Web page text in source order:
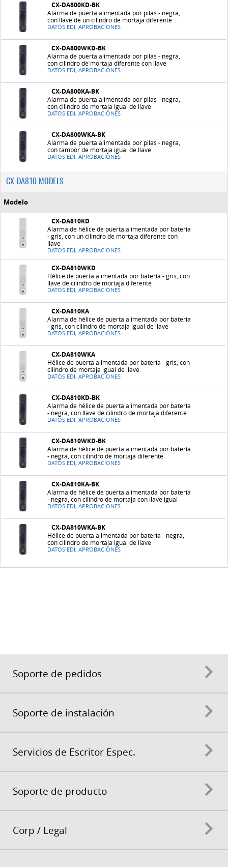
CX-DA800KD-BK
Alarma de puerta alimentada por pilas - negra,
con llave de un cilindro de mortaja diferente
DATOS EDI, APROBACIONES
CX-DA800WKD-BK
Alarma de puerta alimentada por pilas - negra,
con cilindro de mortaja diferente con llave
DATOS EDI, APROBACIONES
CX-DA800KA-BK
Alarma de puerta alimentada por pilas - negra,
con cilindro de mortaja igual de llave
DATOS EDI, APROBACIONES
CX-DA800WKA-BK
Alarma de puerta alimentada por pilas - negra,
con tambor de mortaja igual de llave
DATOS EDI, APROBACIONES
CX-DA810 MODELS
Modelo
CX-DA810KD
Alarma de hélice de puerta alimentada por batería
- gris, con un cilindro de mortaja diferente con
llave
DATOS EDI, APROBACIONES
CX-DA810WKD
Hélice de puerta alimentada por batería - gris, con
llave de cilindro de mortaja diferente
DATOS EDI, APROBACIONES
CX-DA810KA
Alarma de hélice de puerta alimentada por batería
- gris, con cilindro de mortaja igual de llave
DATOS EDI, APROBACIONES
CX-DA810WKA
Hélice de puerta alimentada por batería - gris, con
cilindro de mortaja igual de llave
DATOS EDI, APROBACIONES
CX-DA810KD-BK
Alarma de hélice de puerta alimentada por batería
- negra, con llave de cilindro de mortaja diferente
DATOS EDI, APROBACIONES
CX-DA810WKD-BK
Alarma de hélice de puerta alimentada por batería
- negra, con cilindro de mortaja diferente
DATOS EDI, APROBACIONES
CX-DA810KA-BK
Alarma de hélice de puerta alimentada por batería
- negra, con cilindro de mortaja con llave igual
DATOS EDI, APROBACIONES
CX-DA810WKA-BK
Hélice de puerta alimentada por batería - negra,
con cilindro de mortaja igual de llave
DATOS EDI, APROBACIONES
Soporte de pedidos
Soporte de instalación
Servicios de Escritor Espec.
Soporte de producto
Corp / Legal